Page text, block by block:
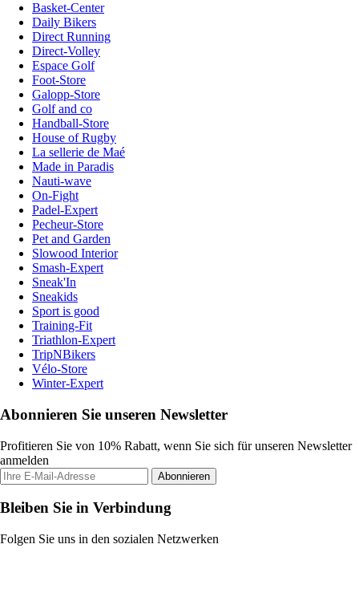
Basket-Center
Daily Bikers
Direct Running
Direct-Volley
Espace Golf
Foot-Store
Galopp-Store
Golf and co
Handball-Store
House of Rugby
La sellerie de Maé
Made in Paradis
Nauti-wave
On-Fight
Padel-Expert
Pecheur-Store
Pet and Garden
Slowood Interior
Smash-Expert
Sneak'In
Sneakids
Sport is good
Training-Fit
Triathlon-Expert
TripNBikers
Vélo-Store
Winter-Expert
Abonnieren Sie unseren Newsletter
Profitieren Sie von 10% Rabatt, wenn Sie sich für unseren Newsletter
anmelden
Abonnieren
Bleiben Sie in Verbindung
Folgen Sie uns in den sozialen Netzwerken